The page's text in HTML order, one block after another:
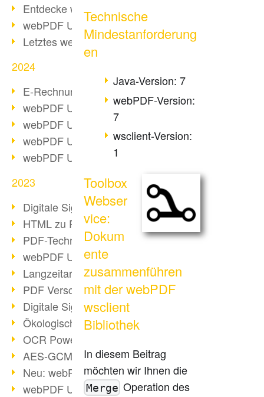
Entdecke webPDF 10
webPDF Update 9.0.0.3655
Letztes webPDF 8 Update
2024
E-Rechnungsstellung ab 2025
webPDF Update 9.0.0.3584
webPDF Update 9.0.0.3479
webPDF Update 9.0.0.3361
webPDF Update 9.0.0.3264
2023
Digitale Signatur in PDF
HTML zu PDF
PDF-Techniken für Barrierefreiheit
webPDF Update 9.0.0.3149
Langzeitarchivierung mit PDF/A
PDF Verschlüsselung
Digitale Signaturen
Ökologischen Abdruck reduzieren
OCR Power für Profis
AES-GCM-Unterstützung (PDF 2.0)
Neu: webPDF Developer Hub
webPDF Update 9.0.0.2898
Technische
Mindestanforderung
en
Java-Version: 7
webPDF-Version:
7
wsclient-Version:
1
Toolbox
Webser
vice:
Dokum
ente
zusammenführen
mit der webPDF
wsclient
Bibliothek
In diesem Beitrag
möchten wir Ihnen die
Merge Operation des